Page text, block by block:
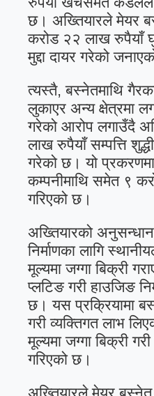
छ। अख्तियारले मेयर
करोड २२ लाख रुपैयाँ
मुद्दा दायर गरेको
त्यस्तै, बस्नेतमाथि
लुकाएर अन्य क्षेत्रमा
गरेको आरोप लगाउँदै
लाख रुपैयाँ सम्पत्ति
गरेको छ। यो
कम्पनीमाथि समेत ९
गरिएको छ।
अख्तियारको
निर्माणका लागि
मूल्यमा जग्गा बिक्री
प्लटिङ गरी हाउजिङ
छ। यस प्रक्रियामा
गरी व्यक्तिगत लाभ
मूल्यमा जग्गा बिक्री
गरिएको छ।